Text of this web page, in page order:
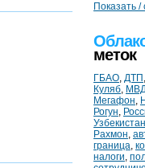
Показать /
меток
ГБАО, ДТП ,
Куляб,
Мегафон,
Рогун,
Узбекистан
Рахмон,
граница,
налоги,